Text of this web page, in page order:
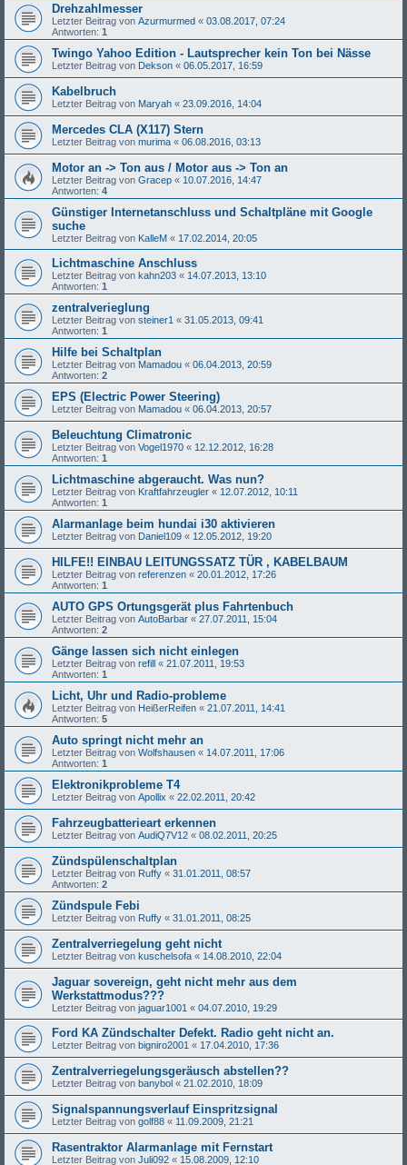
Drehzahlmesser
Letzter Beitrag von Azurmurmed « 03.08.2017, 07:24
Antworten: 1
Twingo Yahoo Edition - Lautsprecher kein Ton bei Nässe
Letzter Beitrag von Dekson « 06.05.2017, 16:59
Kabelbruch
Letzter Beitrag von Maryah « 23.09.2016, 14:04
Mercedes CLA (X117) Stern
Letzter Beitrag von murima « 06.08.2016, 03:13
Motor an -> Ton aus / Motor aus -> Ton an
Letzter Beitrag von Gracep « 10.07.2016, 14:47
Antworten: 4
Günstiger Internetanschluss und Schaltpläne mit Google
suche
Letzter Beitrag von KalleM « 17.02.2014, 20:05
Lichtmaschine Anschluss
Letzter Beitrag von kahn203 « 14.07.2013, 13:10
Antworten: 1
zentralverieglung
Letzter Beitrag von steiner1 « 31.05.2013, 09:41
Antworten: 1
Hilfe bei Schaltplan
Letzter Beitrag von Mamadou « 06.04.2013, 20:59
Antworten: 2
EPS (Electric Power Steering)
Letzter Beitrag von Mamadou « 06.04.2013, 20:57
Beleuchtung Climatronic
Letzter Beitrag von Vogel1970 « 12.12.2012, 16:28
Antworten: 1
Lichtmaschine abgeraucht. Was nun?
Letzter Beitrag von Kraftfahrzeugler « 12.07.2012, 10:11
Antworten: 1
Alarmanlage beim hundai i30 aktivieren
Letzter Beitrag von Daniel109 « 12.05.2012, 19:20
HILFE!! EINBAU LEITUNGSSATZ TÜR , KABELBAUM
Letzter Beitrag von referenzen « 20.01.2012, 17:26
Antworten: 1
AUTO GPS Ortungsgerät plus Fahrtenbuch
Letzter Beitrag von AutoBarbar « 27.07.2011, 15:04
Antworten: 2
Gänge lassen sich nicht einlegen
Letzter Beitrag von refill « 21.07.2011, 19:53
Antworten: 1
Licht, Uhr und Radio-probleme
Letzter Beitrag von HeißerReifen « 21.07.2011, 14:41
Antworten: 5
Auto springt nicht mehr an
Letzter Beitrag von Wolfshausen « 14.07.2011, 17:06
Antworten: 1
Elektronikprobleme T4
Letzter Beitrag von Apollix « 22.02.2011, 20:42
Fahrzeugbatterieart erkennen
Letzter Beitrag von AudiQ7V12 « 08.02.2011, 20:25
Zündspülenschaltplan
Letzter Beitrag von Ruffy « 31.01.2011, 08:57
Antworten: 2
Zündspule Febi
Letzter Beitrag von Ruffy « 31.01.2011, 08:25
Zentralverriegelung geht nicht
Letzter Beitrag von kuschelsofa « 14.08.2010, 22:04
Jaguar sovereign, geht nicht mehr aus dem
Werkstattmodus???
Letzter Beitrag von jaguar1001 « 04.07.2010, 19:29
Ford KA Zündschalter Defekt. Radio geht nicht an.
Letzter Beitrag von bigniro2001 « 17.04.2010, 17:36
Zentralverriegelungsgeräusch abstellen??
Letzter Beitrag von banybol « 21.02.2010, 18:09
Signalspannungsverlauf Einspritzsignal
Letzter Beitrag von golf88 « 11.09.2009, 21:21
Rasentraktor Alarmanlage mit Fernstart
Letzter Beitrag von Juli092 « 15.08.2009, 12:10